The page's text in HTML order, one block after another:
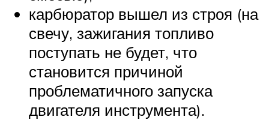
карбюратор вышел из строя (на
свечу, зажигания топливо
поступать не будет, что
становится причиной
проблематичного запуска
двигателя инструмента).